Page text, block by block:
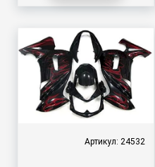
Артикул: 24532